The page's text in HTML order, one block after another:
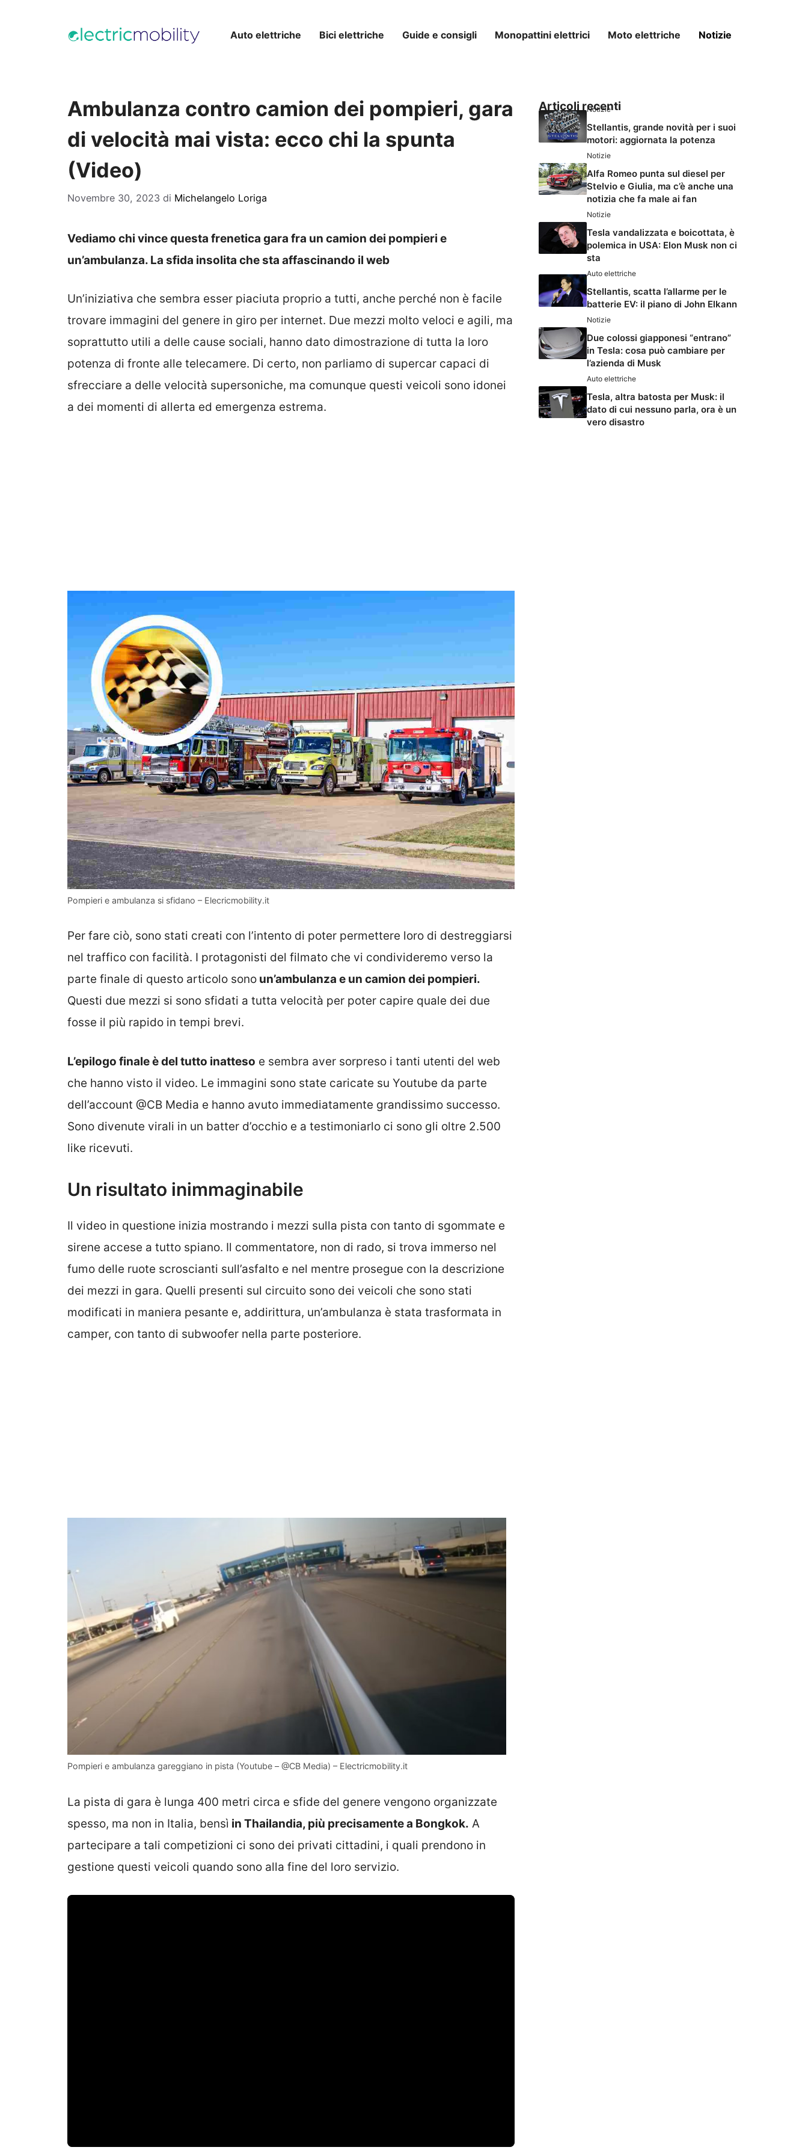
Auto elettriche Bici elettriche Guide e consigli Monopattini elettrici Moto elettriche Notizie
Ambulanza contro camion dei pompieri, gara
di velocità mai vista: ecco chi la spunta
(Video)
Novembre 30, 2023 di Michelangelo Loriga
Vediamo chi vince questa frenetica gara fra un camion dei pompieri e
un’ambulanza. La sfida insolita che sta affascinando il web
Un’iniziativa che sembra esser piaciuta proprio a tutti, anche perché non è facile
trovare immagini del genere in giro per internet. Due mezzi molto veloci e agili, ma
soprattutto utili a delle cause sociali, hanno dato dimostrazione di tutta la loro
potenza di fronte alle telecamere. Di certo, non parliamo di supercar capaci di
sfrecciare a delle velocità supersoniche, ma comunque questi veicoli sono idonei
a dei momenti di allerta ed emergenza estrema.
Pompieri e ambulanza si sfidano – Elecricmobility.it
Per fare ciò, sono stati creati con l’intento di poter permettere loro di destreggiarsi
nel traffico con facilità. I protagonisti del filmato che vi condivideremo verso la
parte finale di questo articolo sono un’ambulanza e un camion dei pompieri.
Questi due mezzi si sono sfidati a tutta velocità per poter capire quale dei due
fosse il più rapido in tempi brevi.
L’epilogo finale è del tutto inatteso e sembra aver sorpreso i tanti utenti del web
che hanno visto il video. Le immagini sono state caricate su Youtube da parte
dell’account @CB Media e hanno avuto immediatamente grandissimo successo.
Sono divenute virali in un batter d’occhio e a testimoniarlo ci sono gli oltre 2.500
like ricevuti.
Un risultato inimmaginabile
Il video in questione inizia mostrando i mezzi sulla pista con tanto di sgommate e
sirene accese a tutto spiano. Il commentatore, non di rado, si trova immerso nel
fumo delle ruote scroscianti sull’asfalto e nel mentre prosegue con la descrizione
dei mezzi in gara. Quelli presenti sul circuito sono dei veicoli che sono stati
modificati in maniera pesante e, addirittura, un’ambulanza è stata trasformata in
camper, con tanto di subwoofer nella parte posteriore.
Pompieri e ambulanza gareggiano in pista (Youtube – @CB Media) – Electricmobility.it
La pista di gara è lunga 400 metri circa e sfide del genere vengono organizzate
spesso, ma non in Italia, bensì in Thailandia, più precisamente a Bongkok. A
partecipare a tali competizioni ci sono dei privati cittadini, i quali prendono in
gestione questi veicoli quando sono alla fine del loro servizio.
Articoli recenti
Notizie
Stellantis, grande novità per i suoi
motori: aggiornata la potenza
Notizie
Alfa Romeo punta sul diesel per
Stelvio e Giulia, ma c’è anche una
notizia che fa male ai fan
Notizie
Tesla vandalizzata e boicottata, è
polemica in USA: Elon Musk non ci
sta
Auto elettriche
Stellantis, scatta l’allarme per le
batterie EV: il piano di John Elkann
Notizie
Due colossi giapponesi “entrano”
in Tesla: cosa può cambiare per
l’azienda di Musk
Auto elettriche
Tesla, altra batosta per Musk: il
dato di cui nessuno parla, ora è un
vero disastro